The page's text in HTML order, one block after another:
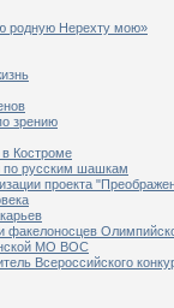
родную Нерехту мою»
зрению
Костроме
по русским шашкам
проекта
факелоносцев
МО ВОС
Всероссийского